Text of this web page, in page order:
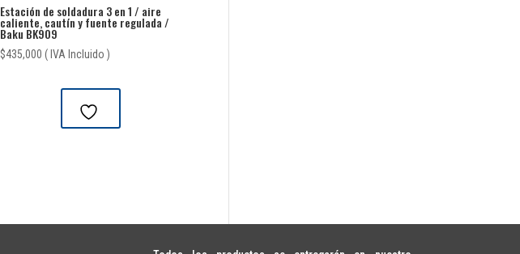
Estación de soldadura 3 en 1 / aire
caliente, cautín y fuente regulada /
Baku BK909
$435,000 ( IVA Incluido )